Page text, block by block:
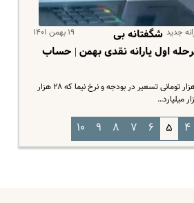
جدید ۱۹ بهمن ۱۴۰۱
شگفتانه بی
اول یارانه نقدی بهمن | حساب
با توجه به مابه‌التفاوت نرخ ۲۳ هزار تومانی تسعیر در بودجه و نرخ نیما که ۲۸ هزار
۴ ۵ ۶ ۷ ۸ ۹ ۱۰